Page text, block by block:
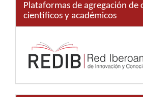
Plataformas de agregación de
científicos y académicos